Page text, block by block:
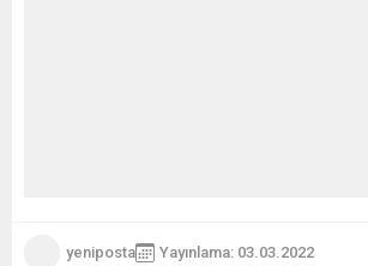
yeniposta
Yayınlama: 03.03.2022